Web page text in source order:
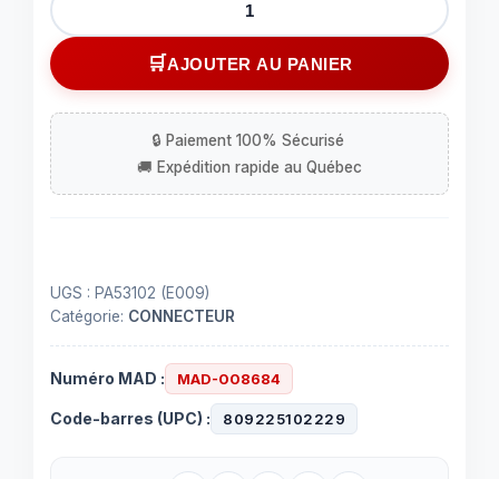
de
Connecteur
à
3
contacts
pour
série
AJOUTER AU PANIER
UGS : PA53102 (E009)
Catégorie: CONNECTEUR
Numéro MAD : MAD-008684
Code-barres (UPC) : 809225102229